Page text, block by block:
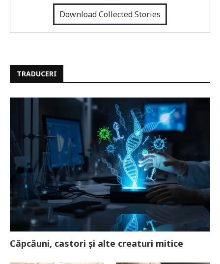
Download Collected Stories
TRADUCERI
Căpcăuni, castori și alte creaturi mitice